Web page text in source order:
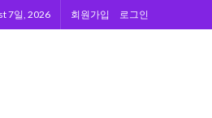
7일, 2026 회원가입 로그인